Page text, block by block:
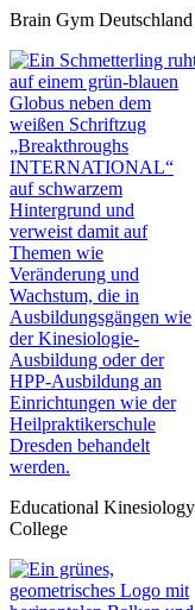
Brain Gym Deutschland
Educational Kinesiology
College